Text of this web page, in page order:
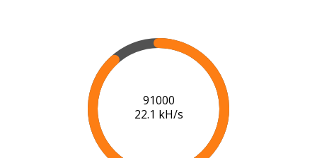
91000
22.1 kH/s